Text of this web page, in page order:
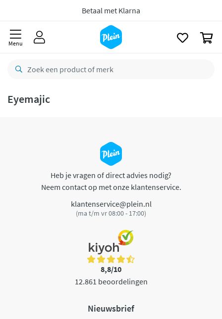
Betaal met Klarna
Menu
Eyemajic
Heb je vragen of direct advies nodig?
Neem contact op met onze klantenservice.
klantenservice@plein.nl
(ma t/m vr 08:00 - 17:00)
8,8/10
12.861 beoordelingen
Nieuwsbrief